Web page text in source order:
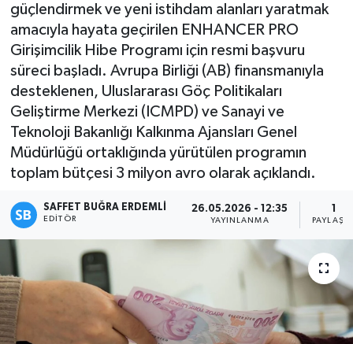
güçlendirmek ve yeni istihdam alanları yaratmak
amacıyla hayata geçirilen ENHANCER PRO
Girişimcilik Hibe Programı için resmi başvuru
süreci başladı. Avrupa Birliği (AB) finansmanıyla
desteklenen, Uluslararası Göç Politikaları
Geliştirme Merkezi (ICMPD) ve Sanayi ve
Teknoloji Bakanlığı Kalkınma Ajansları Genel
Müdürlüğü ortaklığında yürütülen programın
toplam bütçesi 3 milyon avro olarak açıklandı.
SAFFET BUĞRA ERDEMLI
EDITÖR
26.05.2026 - 12:35
YAYINLANMA